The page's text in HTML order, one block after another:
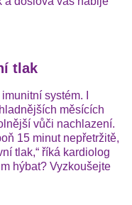
tlak
systém. I
měsících
vůči nachlazení.
15 minut nepřetržitě,
tlak,“ říká kardiolog
hýbat? Vyzkoušejte